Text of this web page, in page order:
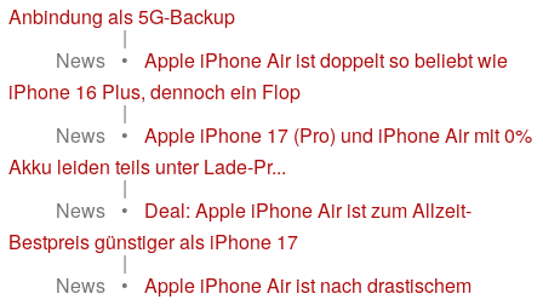
Anbindung als 5G-Backup
|
News
•
Apple iPhone Air ist doppelt so beliebt wie
iPhone 16 Plus, dennoch ein Flop
|
News
•
Apple iPhone 17 (Pro) und iPhone Air mit 0%
Akku leiden teils unter Lade-Pr...
|
News
•
Deal: Apple iPhone Air ist zum Allzeit-
Bestpreis günstiger als iPhone 17
|
News
•
Apple iPhone Air ist nach drastischem